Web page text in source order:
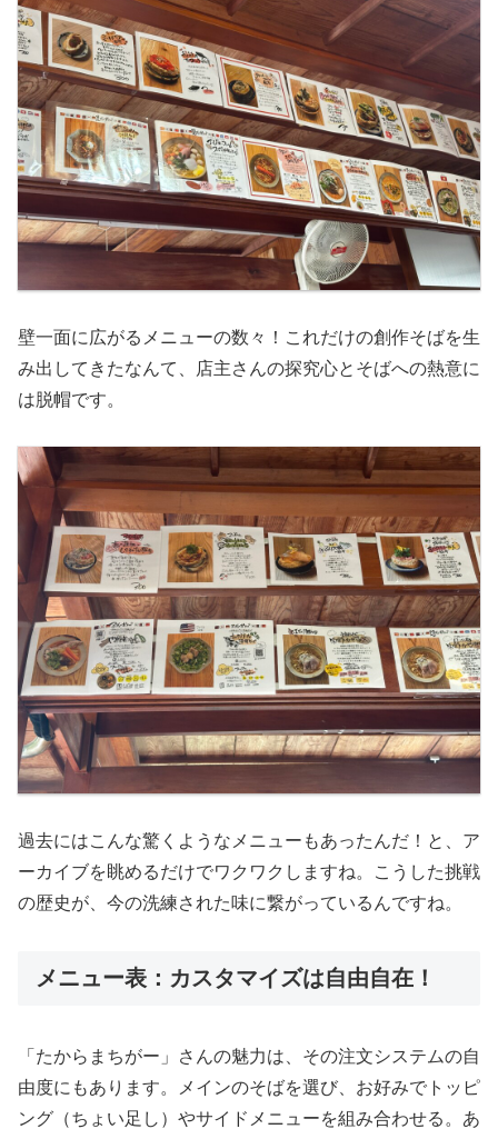
壁一面に広がるメニューの数々！これだけの創作そばを生
み出してきたなんて、店主さんの探究心とそばへの熱意に
は脱帽です。
過去にはこんな驚くようなメニューもあったんだ！と、ア
ーカイブを眺めるだけでワクワクしますね。こうした挑戦
の歴史が、今の洗練された味に繋がっているんですね。
メニュー表：カスタマイズは自由自在！
「たからまちがー」さんの魅力は、その注文システムの自
由度にもあります。メインのそばを選び、お好みでトッピ
ング（ちょい足し）やサイドメニューを組み合わせる。あ